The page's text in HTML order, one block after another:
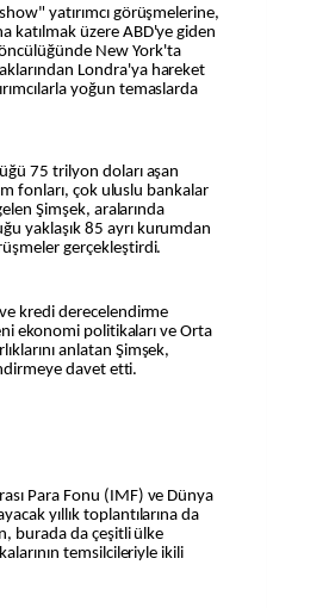
yatırımcı görüşmelerine,
katılmak üzere ABD'ye giden
New York'ta
Londra'ya hareket
yoğun temaslarda
75 trilyon doları aşan
fonları, çok uluslu bankalar
Şimşek, aralarında
yaklaşık 85 ayrı kurumdan
gerçekleştirdi.
ve kredi derecelendirme
ekonomi politikaları ve Orta
anlatan Şimşek,
davet etti.
Para Fonu (IMF) ve Dünya
yıllık toplantılarına da
burada da çeşitli ülke
temsilcileriyle ikili